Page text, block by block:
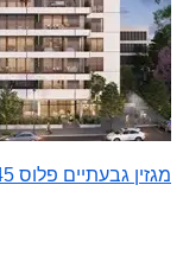
מגזין גבעתיים פלוס 145